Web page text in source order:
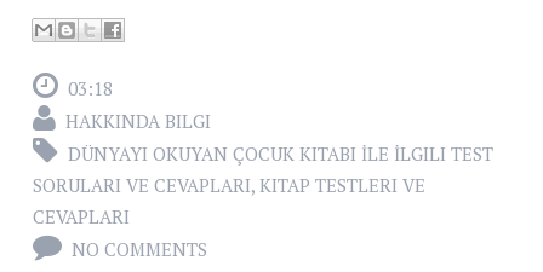
03:18
HAKKINDA BILGI
DÜNYAYI OKUYAN ÇOCUK KITABI İLE İLGILI TEST
SORULARI VE CEVAPLARI, KITAP TESTLERI VE
CEVAPLARI
NO COMMENTS